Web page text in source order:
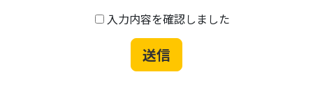
って、当該情報に含まれる氏名、生年月日、住所、電
話番号、連絡先その他の記述により特定の個人を識別
できる情報及び容貌、指紋、声紋にかかるデータ、お
よび健康保険証の保険者番号などの当該情報単体から
入力内容を確認しました